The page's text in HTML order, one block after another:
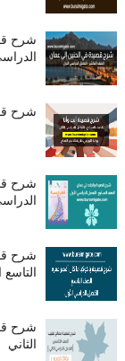
شرح
شرح
شرح
شرح
شرح
الثاني